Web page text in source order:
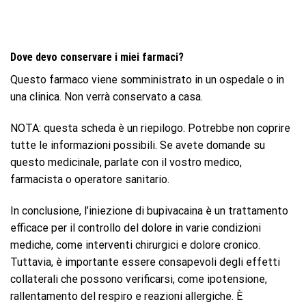
Dove devo conservare i miei farmaci?
Questo farmaco viene somministrato in un ospedale o in
una clinica. Non verrà conservato a casa.
NOTA: questa scheda è un riepilogo. Potrebbe non coprire
tutte le informazioni possibili. Se avete domande su
questo medicinale, parlate con il vostro medico,
farmacista o operatore sanitario.
In conclusione, l’iniezione di bupivacaina è un trattamento
efficace per il controllo del dolore in varie condizioni
mediche, come interventi chirurgici e dolore cronico.
Tuttavia, è importante essere consapevoli degli effetti
collaterali che possono verificarsi, come ipotensione,
rallentamento del respiro e reazioni allergiche. È